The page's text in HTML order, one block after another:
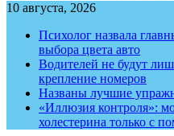
10 августа, 2026
Психолог назвала
выбора цвета авто
Водителей не будут
крепление номеров
Названы лучшие
«Иллюзия контроля»:
холестерина только с